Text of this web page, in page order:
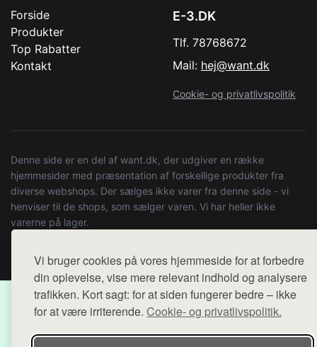
Vi bruger cookies på vores hjemmeside for at forbedre
din oplevelse, vise mere relevant indhold og analysere
trafikken. Kort sagt: for at siden fungerer bedre – ikke
for at være irriterende. Cookie- og privatlivspolitik.
Forside
Produkter
Top Rabatter
Kontakt
E-3.DK
Tlf. 78768672
Mail: hej@want.dk
Cookie- og privatlivspolitik
Denne side er en del af want.dk, der udgiver en række
hjemmesider med præsentation af forskellige produkter fra
diverse webshops. Der sælges ikke varer fra denne side - vi
henviser til de shops, som sælger varen. Vi har heller ikke
varerne på lager.